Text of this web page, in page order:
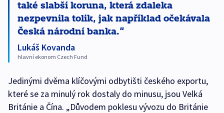
také slabší koruna, která zdaleka
nezpevnila tolik, jak například očekávala
Česká národní banka.
Lukáš Kovanda
hlavní ekonom Czech Fund
Jedinými dvěma klíčovými odbytišti českého exportu,
které se za minulý rok dostaly do minusu, jsou Velká
Británie a Čína. „Důvodem poklesu vývozu do Británie